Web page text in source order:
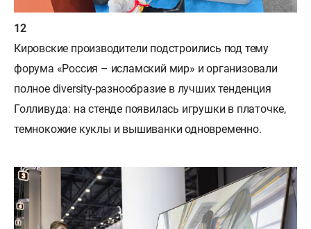
Кировские производители подстроились под тему
форума «Россия – исламский мир» и организовали
полное diversity-разнообразие в лучших тенденция
Голливуда: на стенде появилась игрушки в платочке,
темнокожие куклы и вышиванки одновременно.